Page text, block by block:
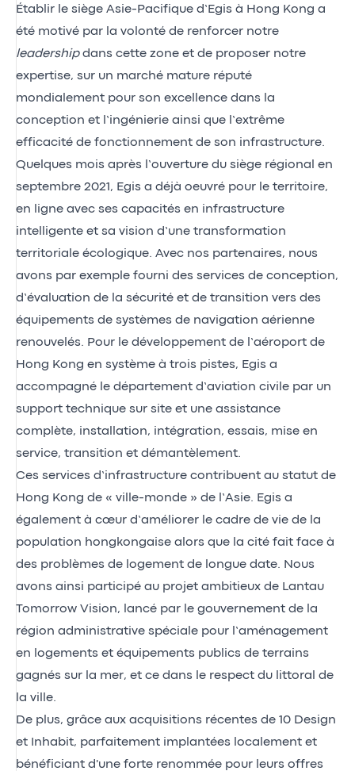
Établir le siège Asie-Pacifique d’Egis à Hong Kong a
été motivé par la volonté de renforcer notre
leadershipdans cette zone et de proposer notre
expertise, sur un marché mature réputé
mondialement pour son excellence dans la
conception et l’ingénierie ainsi que l’extrême
efficacité de fonctionnement de son infrastructure.
Quelques mois après l’ouverture du siège régional en
septembre 2021, Egis a déjà oeuvré pour le territoire,
en ligne avec ses capacités en infrastructure
intelligente et sa vision d’une transformation
territoriale écologique. Avec nos partenaires, nous
avons par exemple fourni des services de conception,
d’évaluation de la sécurité et de transition vers des
équipements de systèmes de navigation aérienne
renouvelés. Pour le développement de l’aéroport de
Hong Kong en système à trois pistes, Egis a
accompagné le département d’aviation civile par un
support technique sur site et une assistance
complète, installation, intégration, essais, mise en
service, transition et démantèlement.
Ces services d’infrastructure contribuent au statut de
Hong Kong de « ville-monde » de l’Asie. Egis a
également à cœur d’améliorer le cadre de vie de la
population hongkongaise alors que la cité fait face à
des problèmes de logement de longue date. Nous
avons ainsi participé au projet ambitieux de Lantau
Tomorrow Vision, lancé par le gouvernement de la
région administrative spéciale pour l’aménagement
en logements et équipements publics de terrains
gagnés sur la mer, et ce dans le respect du littoral de
la ville.
De plus, grâce aux acquisitions récentes de 10 Design
et
Inhabit, parfaitement implantées localement et
bénéficiant d'une forte renommée pour leurs offres